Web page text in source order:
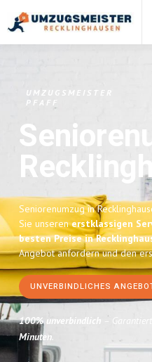
UMZUGSMEISTER
PFAFF
Seniorenumzug in
Sie unserenerstklassigen
besten Preise in
Angebot anfordern und den
UNVERBINDLICHES
100% unverbindlich –
Minuten.